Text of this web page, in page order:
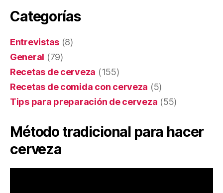
Categorías
Entrevistas (8)
General (79)
Recetas de cerveza (155)
Recetas de comida con cerveza (5)
Tips para preparación de cerveza (55)
Método tradicional para hacer
cerveza